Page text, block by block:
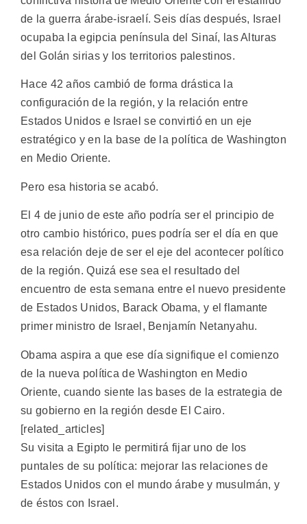
de la guerra árabe-israelí. Seis días después, Israel
ocupaba la egipcia península del Sinaí, las Alturas
del Golán sirias y los territorios palestinos.
Hace 42 años cambió de forma drástica la
configuración de la región, y la relación entre
Estados Unidos e Israel se convirtió en un eje
estratégico y en la base de la política de Washington
en Medio Oriente.
Pero esa historia se acabó.
El 4 de junio de este año podría ser el principio de
otro cambio histórico, pues podría ser el día en que
esa relación deje de ser el eje del acontecer político
de la región. Quizá ese sea el resultado del
encuentro de esta semana entre el nuevo presidente
de Estados Unidos, Barack Obama, y el flamante
primer ministro de Israel, Benjamín Netanyahu.
Obama aspira a que ese día signifique el comienzo
de la nueva política de Washington en Medio
Oriente, cuando siente las bases de la estrategia de
su gobierno en la región desde El Cairo.
[related_articles]
Su visita a Egipto le permitirá fijar uno de los
puntales de su política: mejorar las relaciones de
Estados Unidos con el mundo árabe y musulmán, y
de éstos con Israel.